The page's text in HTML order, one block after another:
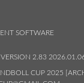
SOFTWARE
VERSION 2.83
CUP 2025